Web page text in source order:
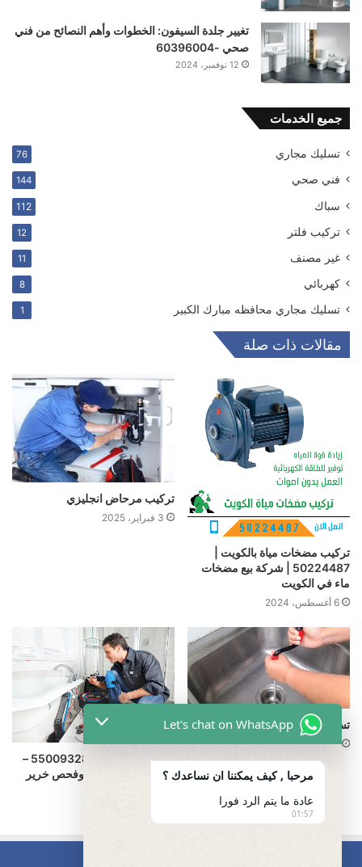
تغيير جلدة السيفون: الخطوات وأهم النصائح من فني
صحي -60396004
12 نوفمبر، 2024
جميع الخدمات
تسليك مجاري 76
فني صحي 144
سباك 112
ترکیب فلتر 12
غير مصنف 11
كهربائي 8
تسليك مجاري محافظه مبارك الكبير 1
مقالات ذات صلة
تركيب مضخات مياة بالكويت |
50224487 | شركة بيع مضخات
ماء في الكويت
6 أغسطس، 2024
تركيب مرحاض انجليزي
3 فبراير، 2025
تسليك بالوعة المطبخ
12 فبراير، 2025
كشف خرير الماء -55009328 –
أفضل شركة كشف وفحص خرير
Let's chat on WhatsApp
مرحبا , كيف يمكننا ان نساعدك ؟
عادة ما يتم الرد فورا
01:57